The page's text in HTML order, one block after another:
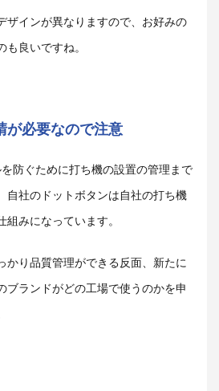
ザインが異なりますので、お好みの
良いですね。
が必要なので注意
防ぐために打ち機の設置の管理まで
自社のドットボタンは自社の打ち機
みになっています。
かり品質管理ができる反面、新たに
ブランドがどの工場で使うのかを申